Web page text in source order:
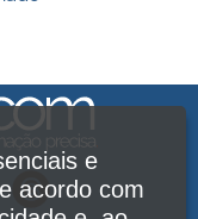
e
acordo com